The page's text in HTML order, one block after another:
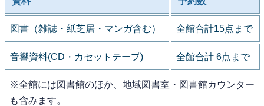
図書（雑誌・紙芝居・マンガ含む） 全館合計15点まで
音響資料(CD・カセットテープ) 全館合計 6点まで
※全館には図書館のほか、地域図書室・図書館カウンター
も含みます。